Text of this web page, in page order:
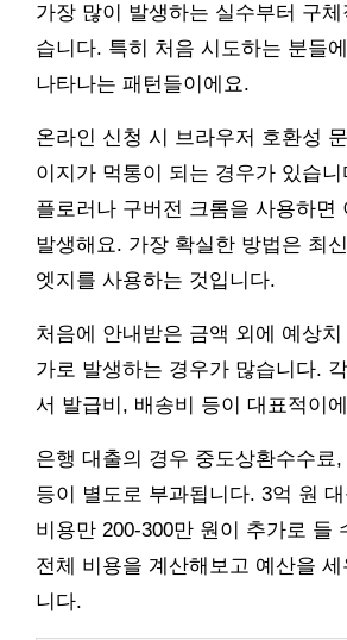
가장 많이 발생하는 실수부터 구
습니다. 특히 처음 시도하는 분들
나타나는 패턴들이에요.
온라인 신청 시 브라우저 호환성
이지가 먹통이 되는 경우가 있습
플로러나 구버전 크롬을 사용하면
발생해요. 가장 확실한 방법은 최
엣지를 사용하는 것입니다.
처음에 안내받은 금액 외에 예상
가로 발생하는 경우가 많습니다.
서 발급비, 배송비 등이 대표적이
은행 대출의 경우 중도상환수수료,
등이 별도로 부과됩니다. 3억 원
비용만 200-300만 원이 추가로 들
전체 비용을 계산해보고 예산을
니다.